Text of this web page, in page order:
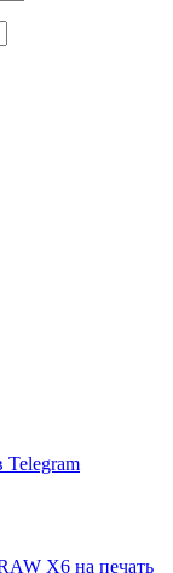
Telegram
X6 на печать